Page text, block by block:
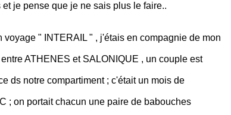
je pense que je ne sais plus le faire..
voyage " INTERAIL " , j'étais en compagnie de mon
ATHENES et SALONIQUE , un couple est
ds notre compartiment ; c'était un mois de
; on portait chacun une paire de babouches